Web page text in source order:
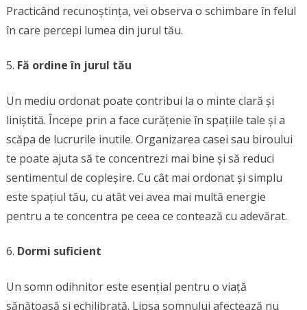
Practicând recunoștința, vei observa o schimbare în felul
în care percepi lumea din jurul tău.
Fă ordine în jurul tău
Un mediu ordonat poate contribui la o minte clară și
liniștită. Începe prin a face curățenie în spațiile tale și a
scăpa de lucrurile inutile. Organizarea casei sau biroului
te poate ajuta să te concentrezi mai bine și să reduci
sentimentul de copleșire. Cu cât mai ordonat și simplu
este spațiul tău, cu atât vei avea mai multă energie
pentru a te concentra pe ceea ce contează cu adevărat.
Dormi suficient
Un somn odihnitor este esențial pentru o viață
sănătoasă și echilibrată. Lipsa somnului afectează nu